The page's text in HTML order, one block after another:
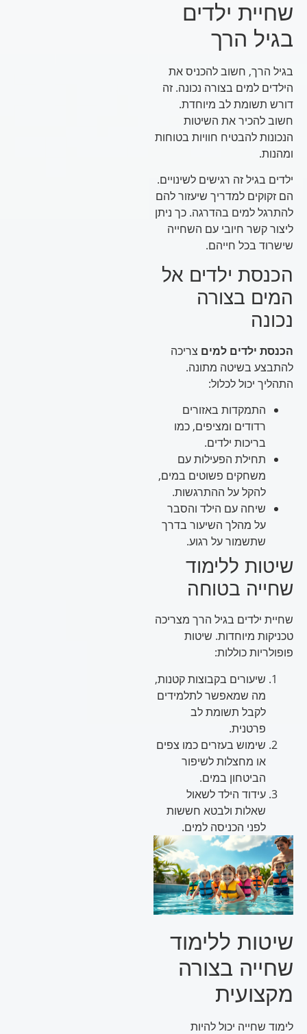
שחיית ילדים
בגיל הרך
בגיל הרך, חשוב להכניס את
הילדים למים בצורה נכונה. זה
דורש תשומת לב מיוחדת.
חשוב להכיר את השיטות
הנכונות להבטיח חוויות בטוחות
ומהנות.
ילדים בגיל זה רגישים לשינויים.
הם זקוקים למדריך שיעזור להם
להתרגל למים בהדרגה. כך ניתן
ליצור קשר חיובי עם השחייה
שישרוד בכל חייהם.
הכנסת ילדים אל
המים בצורה
נכונה
הכנסת ילדים למיםצריכה
להתבצע בשיטה מתונה.
התהליך יכול לכלול:
התמקדות באזורים
רדודים ומציפים, כמו
בריכות ילדים.
תחילת הפעילות עם
משחקים פשוטים במים,
להקל על ההתרגשות.
שיחה עם הילד והסבר
על מהלך השיעור בדרך
שתשמור על רגוע.
שיטות ללימוד
שחייה בטוחה
שחיית ילדים בגיל הרך מצריכה
טכניקות מיוחדות. שיטות
פופולריות כוללות:
שיעורים בקבוצות קטנות,
מה שמאפשר לתלמידים
לקבל תשומת לב
פרטנית.
שימוש בעזרים כמו צפים
או מחצלות לשיפור
הביטחון במים.
עידוד הילד לשאול
שאלות ולבטא חששות
לפני הכניסה למים.
שיטות ללימוד
שחייה בצורה
מקצועית
לימוד שחייה יכול להיות